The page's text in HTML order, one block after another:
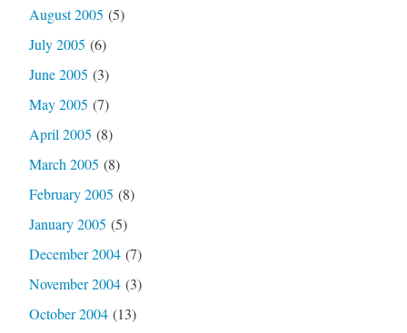
August 2005 (5)
July 2005 (6)
June 2005 (3)
May 2005 (7)
April 2005 (8)
March 2005 (8)
February 2005 (8)
January 2005 (5)
December 2004(7)
November 2004(3)
October 2004(13)